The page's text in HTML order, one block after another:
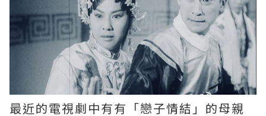
最近的電視劇中有有「戀子情結」的母親